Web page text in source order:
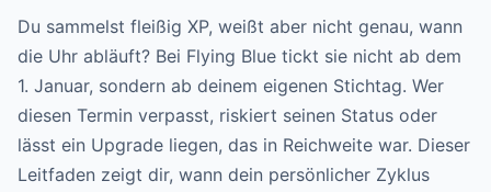
Du sammelst fleißig XP, weißt aber nicht genau, wann
die Uhr abläuft? Bei Flying Blue tickt sie nicht ab dem
1. Januar, sondern ab deinem eigenen Stichtag. Wer
diesen Termin verpasst, riskiert seinen Status oder
lässt ein Upgrade liegen, das in Reichweite war. Dieser
Leitfaden zeigt dir, wann dein persönlicher Zyklus